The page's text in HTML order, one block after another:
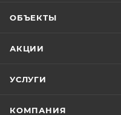
ОБЪЕКТЫ
АКЦИИ
УСЛУГИ
КОМПАНИЯ